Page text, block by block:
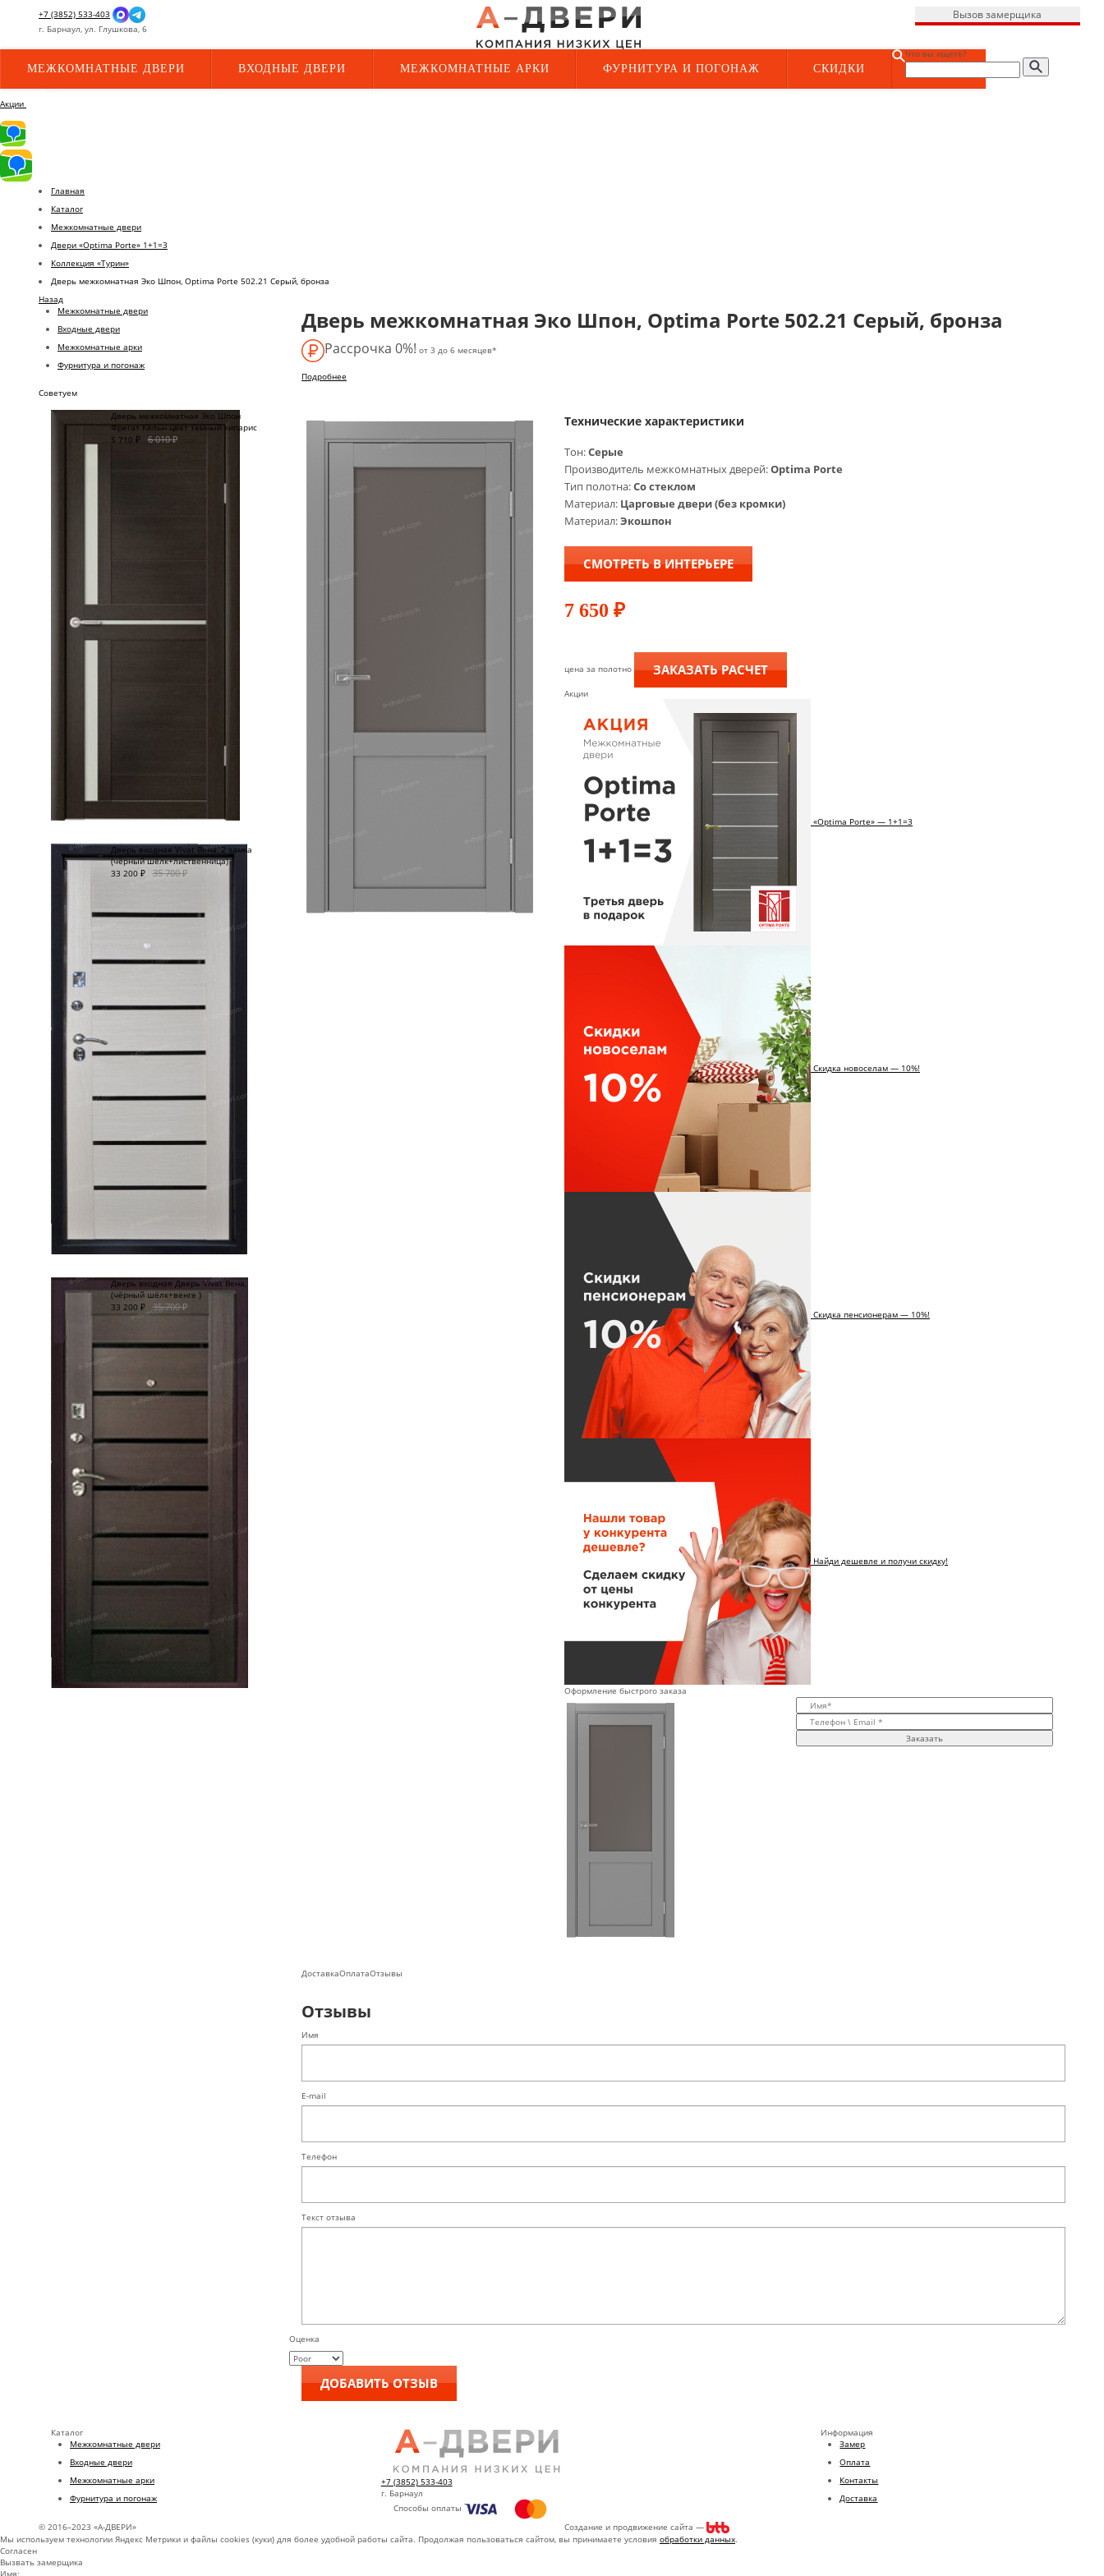
+7 (3852) 533-403
г. Барнаул, ул. Глушкова, 6
Вызов замерщика
МЕЖКОМНАТНЫЕ ДВЕРИ ВХОДНЫЕ ДВЕРИ МЕЖКОМНАТНЫЕ АРКИ ФУРНИТУРА И ПОГОНАЖ СКИДКИ
Что вы ищете?
Акции
Главная
Каталог
Межкомнатные двери
Двери «Optima Porte» 1+1=3
Коллекция «Турин»
Дверь межкомнатная Эко Шпон, Optima Porte 502.21 Серый, бронза
Дверь межкомнатная Эко Шпон, Optima Porte 502.21 Серый, бронза
Рассрочка 0%! от 3 до 6 месяцев*
Подробнее
Технические характеристики
Тон:Серые
Производитель межкомнатных дверей:Optima Porte
Тип полотна:Со стеклом
Материал: Царговые двери (без кромки)
Материал:Экошпон
СМОТРЕТЬ В ИНТЕРЬЕРЕ
7 650 ₽
цена за полотно ЗАКАЗАТЬ РАСЧЕТ
Акции
«Optima Porte» — 1+1=3
Скидка новоселам — 10%!
Скидка пенсионерам — 10%!
Найди дешевле и получи скидку!
Оформление быстрого заказа
Заказать
ДоставкаОплатаОтзывы
Отзывы
Имя
E-mail
Телефон
Текст отзыва
Оценка
Назад
Межкомнатные двери
Входные двери
Межкомнатные арки
Фурнитура и погонаж
Советуем
Дверь межкомнатная Эко Шпон
Фрегат Кёльн цвет темный кипарис
5 710 ₽ 6 010 ₽
Дверь входная Vivat Вена, 2 замка
(чёрный шёлк+лиственница)
33 200 ₽ 35 700 ₽
Дверь входная Дверь Vivat Вена,
(чёрный шёлк+венге )
33 200 ₽ 35 700 ₽
Каталог
Межкомнатные двери
Входные двери
Межкомнатные арки
Фурнитура и погонаж
+7 (3852) 533-403
г. Барнаул
Способы оплаты
Информация
Замер
Оплата
Контакты
Доставка
© 2016–2023 «А-ДВЕРИ»
Создание и продвижение сайта —
Мы используем технологии Яндекс Метрики и файлы cookies (куки) для более удобной работы сайта. Продолжая пользоваться сайтом, вы принимаете условия обработки данных.
Согласен
Вызвать замерщика